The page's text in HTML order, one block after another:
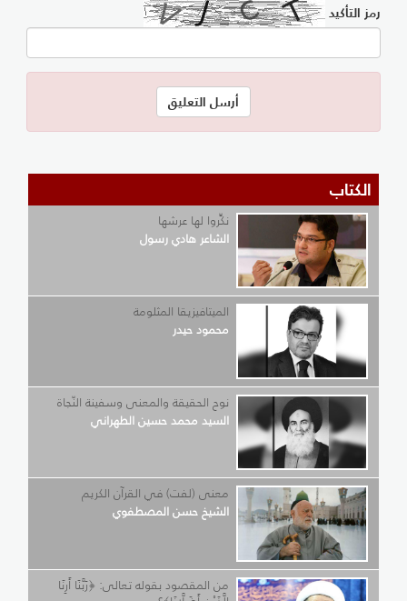
رمز التأكيد
الكتاب
نكِّروا لها عرشها
الشاعر هادي رسول
الميتافيزيقا المثلومة
محمود حيدر
نوح الحقيقة والمعنى وسفينة النّجاة
السيد محمد حسين الطهراني
معنى (لفت) في القرآن الكريم
الشيخ حسن المصطفوي
من المقصود بقوله تعالى: ﴿رَبَّنَا أَرِنَا